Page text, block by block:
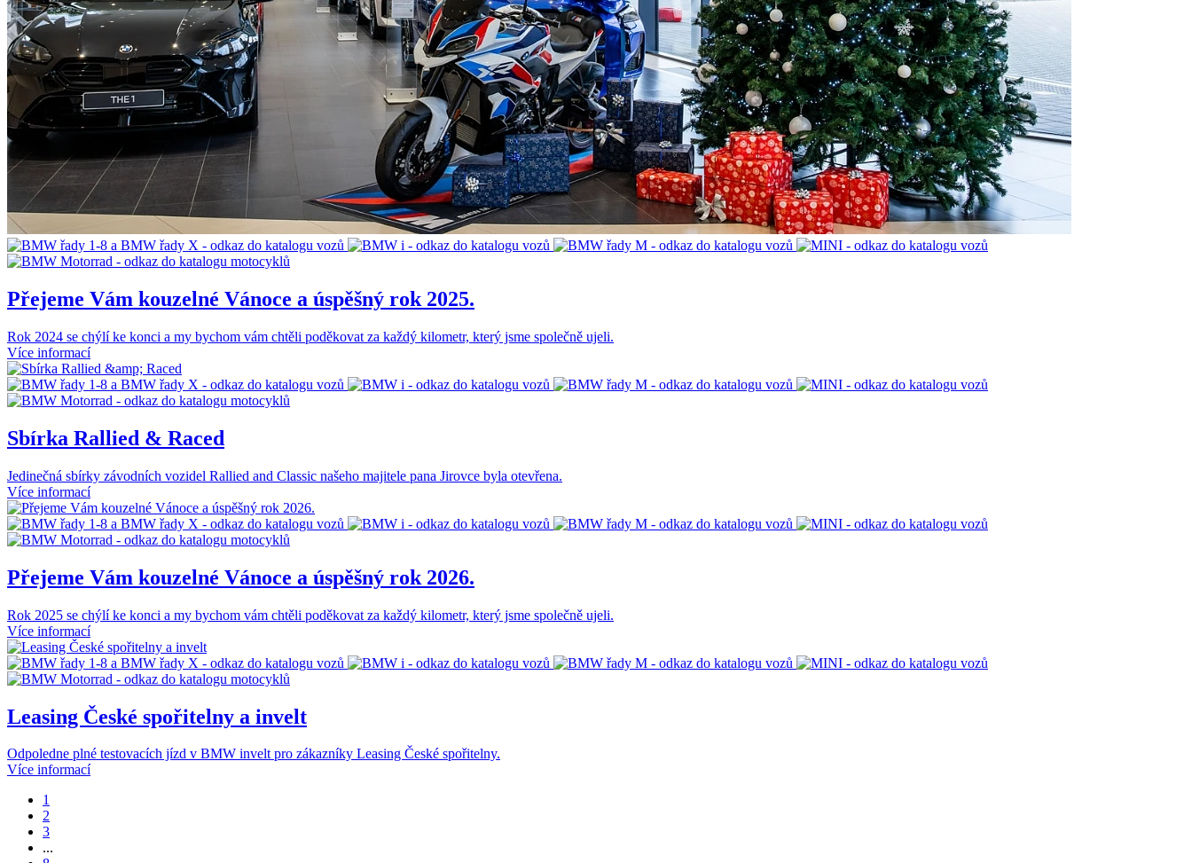
Přejeme Vám kouzelné Vánoce a úspěšný rok 2025.
Rok 2024 se chýlí ke konci a my bychom vám chtěli poděkovat za každý kilometr, který jsme společně ujeli.
Více informací
Sbírka Rallied & Raced
Jedinečná sbírky závodních vozidel Rallied and Classic našeho majitele pana Jirovce byla otevřena.
Více informací
Přejeme Vám kouzelné Vánoce a úspěšný rok 2026.
Rok 2025 se chýlí ke konci a my bychom vám chtěli poděkovat za každý kilometr, který jsme společně ujeli.
Více informací
Leasing České spořitelny a invelt
Odpoledne plné testovacích jízd v BMW invelt pro zákazníky Leasing České spořitelny.
Více informací
1
2
3
...